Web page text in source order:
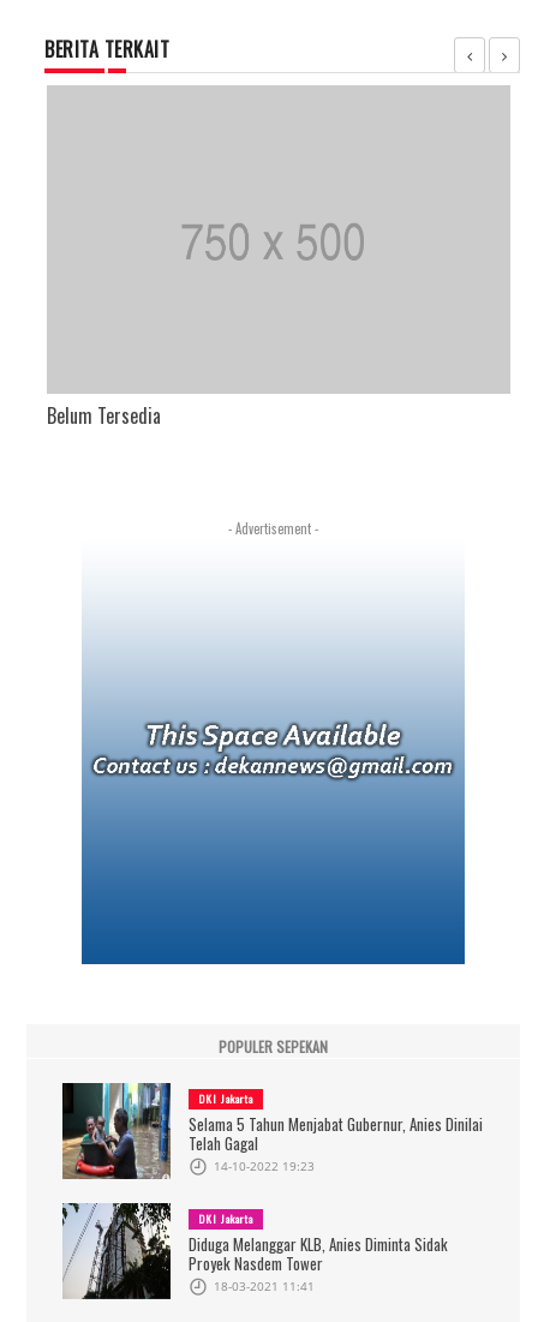
BERITA TERKAIT
Belum Tersedia
- Advertisement -
POPULER SEPEKAN
DKI Jakarta
Selama 5 Tahun Menjabat Gubernur, Anies Dinilai
Telah Gagal
14-10-2022 19:23
DKI Jakarta
Diduga Melanggar KLB, Anies Diminta Sidak
Proyek Nasdem Tower
18-03-2021 11:41